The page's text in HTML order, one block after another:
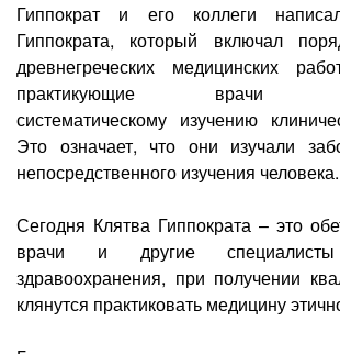
Гиппократ и его коллеги
Гиппократа, который включал
древнегреческих медицинских
практикующие врачи
систематическому изучению
Это означает, что они изучали
непосредственного изучения человека.
Сегодня Клятва Гиппократа – это
врачи и другие
здравоохранения, при получении
клянутся практиковать медицину